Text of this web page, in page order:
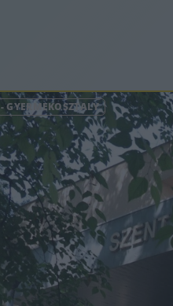
-GYERMEKOSZTÁLY